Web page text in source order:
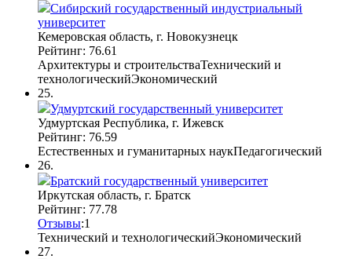
Сибирский государственный индустриальный
университет
Кемеровская область, г. Новокузнецк
Рейтинг: 76.61
Архитектуры и строительстваТехнический и
технологическийЭкономический
25.
Удмуртский государственный университет
Удмуртская Республика, г. Ижевск
Рейтинг: 76.59
Естественных и гуманитарных наукПедагогический
26.
Братский государственный университет
Иркутская область, г. Братск
Рейтинг: 77.78
Отзывы:1
Технический и технологическийЭкономический
27.